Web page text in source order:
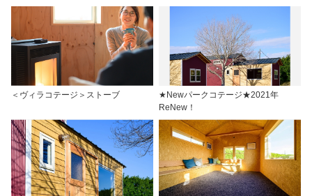
＜ヴィラコテージ＞ストーブ
★Newパークコテージ★2021年
ReNew！